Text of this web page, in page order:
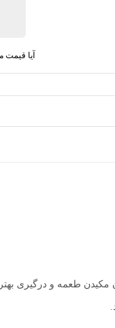
آیا قیمت
مکیدن طعمه و درگیری